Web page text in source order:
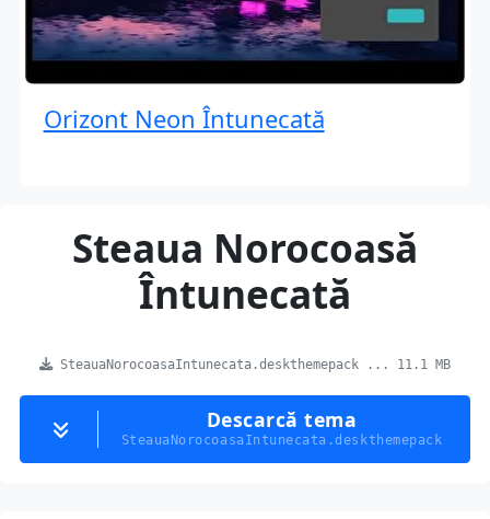
Orizont Neon Întunecată
Steaua Norocoasă
Întunecată
SteauaNorocoasaIntunecata.deskthemepack ... 11.1 MB
Descarcă tema
SteauaNorocoasaIntunecata.deskthemepack